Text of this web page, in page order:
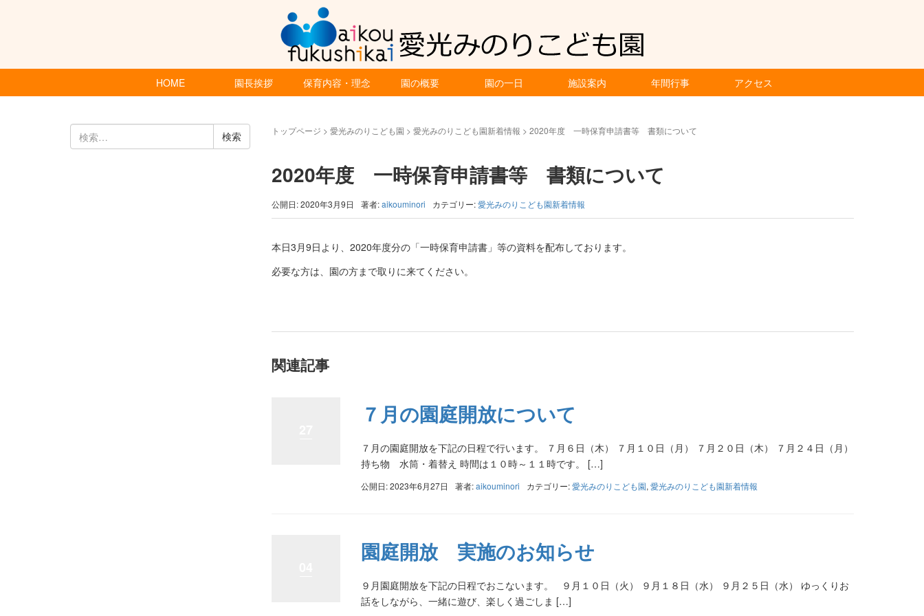
HOME 園長挨拶 保育内容・理念 園の概要 園の一日 施設案内 年間行事 アクセス
トップページ > 愛光みのりこども園 > 愛光みのりこども園新着情報 > 2020年度 一時保育申請書等 書類について
2020年度 一時保育申請書等 書類について
公開日: 2020年3月9日 著者:aikouminori カテゴリー:愛光みのりこども園新着情報
本日3月9日より、2020年度分の「一時保育申請書」等の資料を配布しております。
必要な方は、園の方まで取りに来てください。
関連記事
７月の園庭開放について
７月の園庭開放を下記の日程で行います。 ７月６日（木） ７月１０日（月） ７月２０日（木） ７月２４日（月）
持ち物 水筒・着替え 時間は１０時～１１時です。 […]
公開日: 2023年6月27日 著者:aikouminori カテゴリー:愛光みのりこども園, 愛光みのりこども園新着情報
園庭開放 実施のお知らせ
９月園庭開放を下記の日程でおこないます。 ９月１０日（火） ９月１８日（水） ９月２５日（水） ゆっくりお
話をしながら、一緒に遊び、楽しく過ごしま […]
検
索: